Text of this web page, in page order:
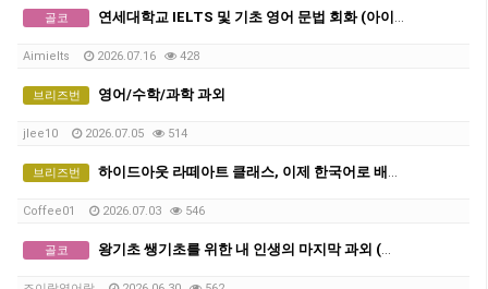
골코 연세대학교 IELTS 및 기초 영어 문법 회화 (아이엘츠)
Aimielts 2026.07.16 428
브리즈번 영어/수학/과학 과외
jlee10 2026.07.05 514
브리즈번 하이드아웃 라떼아트 클래스, 이제 한국어로 배웁니다 ☕ 그룹 커피 클래스 오픈!
Coffee01 2026.07.03 546
골코 왕기초 쌩기초를 위한 내 인생의 마지막 과외 (열심히 하실 분만 와주세요)